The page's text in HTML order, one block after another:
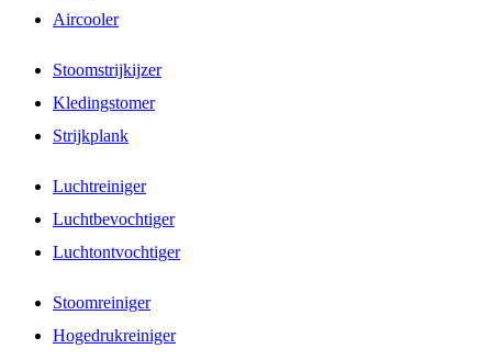
Aircooler
Stoomstrijkijzer
Kledingstomer
Strijkplank
Luchtreiniger
Luchtbevochtiger
Luchtontvochtiger
Stoomreiniger
Hogedrukreiniger